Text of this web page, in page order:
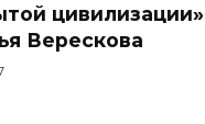
цивилизации»
Верескова